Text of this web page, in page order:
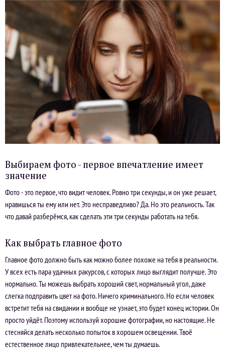
Выбираем фото - первое впечатление имеет
значение
Фото - это первое, что видит человек. Ровно три секунды, и он уже решает,
нравишься ты ему или нет. Это несправедливо? Да. Но это реальность. Так
что давай разберёмся, как сделать эти три секунды работать на тебя.
Как выбрать главное фото
Главное фото должно быть как можно более похоже на тебя в реальности.
У всех есть пара удачных ракурсов, с которых лицо выглядит получше. Это
нормально. Ты можешь выбрать хороший свет, нормальный угол, даже
слегка подправить цвет на фото. Ничего криминального. Но если человек
встретит тебя на свидании и вообще не узнает, это будет конец истории. Он
просто уйдёт. Поэтому используй хорошие фотографии, но настоящие. Не
стесняйся делать несколько попыток в хорошем освещении. Твоё
естественное лицо привлекательнее, чем ты думаешь.